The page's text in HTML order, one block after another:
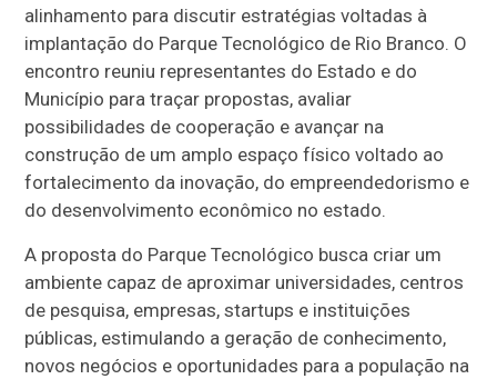
alinhamento para discutir estratégias voltadas à
implantação do Parque Tecnológico de Rio Branco. O
encontro reuniu representantes do Estado e do
Município para traçar propostas, avaliar
possibilidades de cooperação e avançar na
construção de um amplo espaço físico voltado ao
fortalecimento da inovação, do empreendedorismo e
do desenvolvimento econômico no estado.
A proposta do Parque Tecnológico busca criar um
ambiente capaz de aproximar universidades, centros
de pesquisa, empresas, startups e instituições
públicas, estimulando a geração de conhecimento,
novos negócios e oportunidades para a população na